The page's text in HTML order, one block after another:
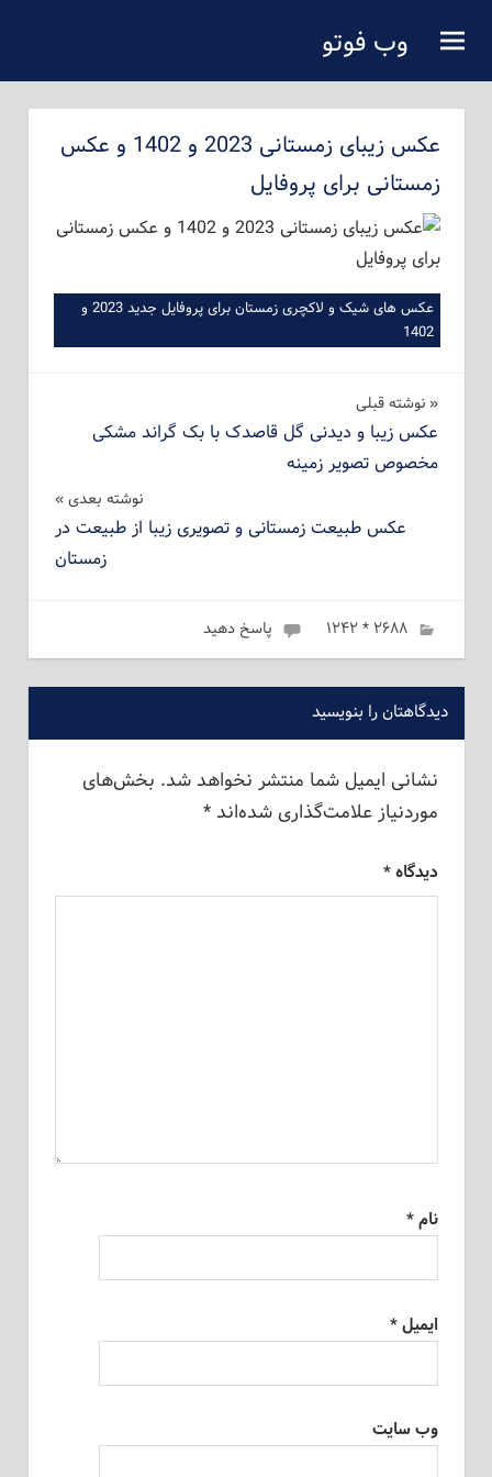
محتوای
اصلی
وب فوتو
عکس زیبای زمستانی 2023 و 1402 و عکس
زمستانی برای پروفایل
عکس های شیک و لاکچری زمستان برای پروفایل جدید 2023 و
1402
راهبری
نوشته
نوشته‌ قبلی
عکس زیبا و دیدنی گل قاصدک با بک گراند مشکی
مخصوص تصویر زمینه
نوشته بعدی
عکس طبیعت زمستانی و تصویری زیبا از طبیعت در
زمستان
ژانویه 3, 2023
admin
۲۶۸۸ * ۱۲۴۲ پاسخ دهید
دیدگاهتان را بنویسید
نشانی ایمیل شما منتشر نخواهد شد. بخش‌های
موردنیاز علامت‌گذاری شده‌اند*
دیدگاه*
نام*
ایمیل*
وب‌ سایت